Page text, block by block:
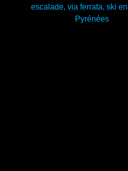
escalade, via ferrata, ski
Pyrénées